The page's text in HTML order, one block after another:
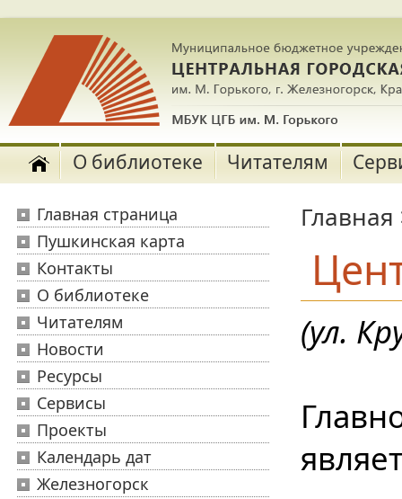
О библиотеке Читателям
Главная страница
Пушкинская карта
Контакты
О библиотеке
Читателям
Новости
Ресурсы
Сервисы
Проекты
Календарь дат
Железногорск
Главная
(ул.